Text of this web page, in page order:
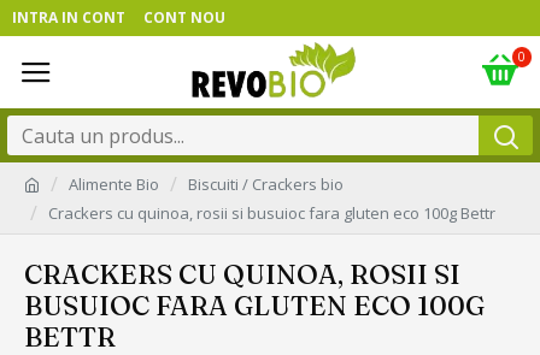
INTRA IN CONT CONT NOU
0
Alimente Bio
Biscuiti / Crackers bio
Crackers cu quinoa, rosii si busuioc fara gluten eco 100g Bettr
CRACKERS CU QUINOA, ROSII SI
BUSUIOC FARA GLUTEN ECO 100G
BETTR